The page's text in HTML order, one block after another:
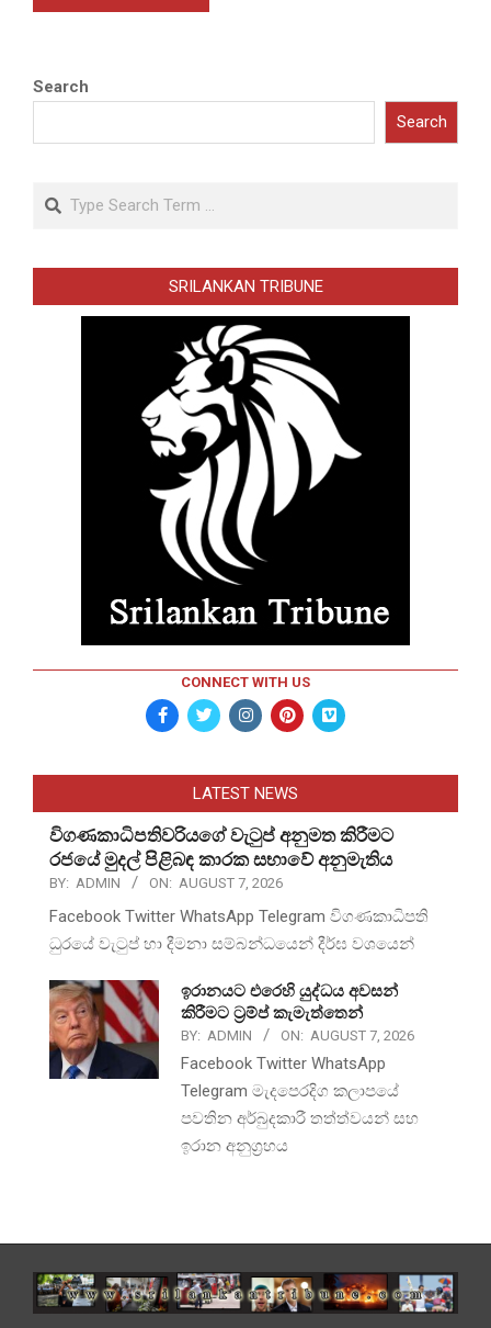
Search
Search
Search
SRILANKAN TRIBUNE
CONNECT WITH US
LATEST NEWS
විගණකාධිපතිවරියගේ වැටුප් අනුමත කිරීමට
රජයේ මුදල් පිළිබඳ කාරක සභාවේ අනුමැතිය
BY: ADMIN ON: AUGUST 7, 2026
Facebook Twitter WhatsApp Telegram විගණකාධිපති
ධුරයේ වැටුප් හා දීමනා සම්බන්ධයෙන් දීර්ඝ වශයෙන්
ඉරානයට එරෙහි යුද්ධය අවසන්
කිරීමට ට්‍රම්ප් කැමැත්තෙන්
BY: ADMIN ON: AUGUST 7, 2026
Facebook Twitter WhatsApp
Telegram මැදපෙරදිග කලාපයේ
පවතින අර්බුදකාරී තත්ත්වයන් සහ
ඉරාන අනුග්‍රහය